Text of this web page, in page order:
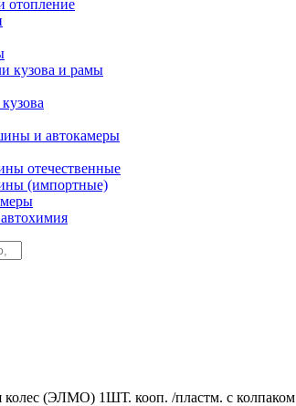
отопление
кузова и рамы
и автокамеры
отечественные
(импортные)
колес (ЭЛМО) 1ШТ. кооп. /пластм. с колпаком